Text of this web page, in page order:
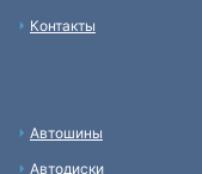
Контакты
Автошины
Автодиски